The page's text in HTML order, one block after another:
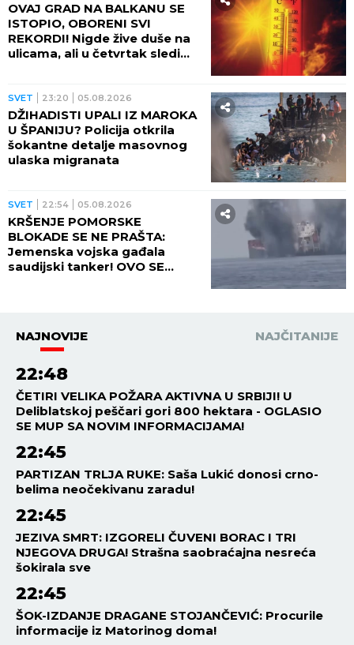
OVAJ GRAD NA BALKANU SE
ISTOPIO, OBORENI SVI
REKORDI! Nigde žive duše na
ulicama, ali u četvrtak sledi
SVET 23:20 05.08.2026
DŽIHADISTI UPALI IZ MAROKA
U ŠPANIJU? Policija otkrila
šokantne detalje masovnog
ulaska migranata
SVET 22:54 05.08.2026
KRŠENJE POMORSKE
BLOKADE SE NE PRAŠTA:
Jemenska vojska gađala
saudijski tanker! OVO SE
NAJNOVIJE NAJČITANIJE
22:48
ČETIRI VELIKA POŽARA AKTIVNA U SRBIJI! U
Deliblatskoj peščari gori 800 hektara - OGLASIO
SE MUP SA NOVIM INFORMACIJAMA!
22:45
PARTIZAN TRLJA RUKE: Saša Lukić donosi crno-
belima neočekivanu zaradu!
22:45
JEZIVA SMRT: IZGORELI ČUVENI BORAC I TRI
NJEGOVA DRUGA! Strašna saobraćajna nesreća
šokirala sve
22:45
ŠOK-IZDANJE DRAGANE STOJANČEVIĆ: Procurile
informacije iz Matorinog doma!